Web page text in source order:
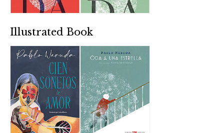
Illustrated Book